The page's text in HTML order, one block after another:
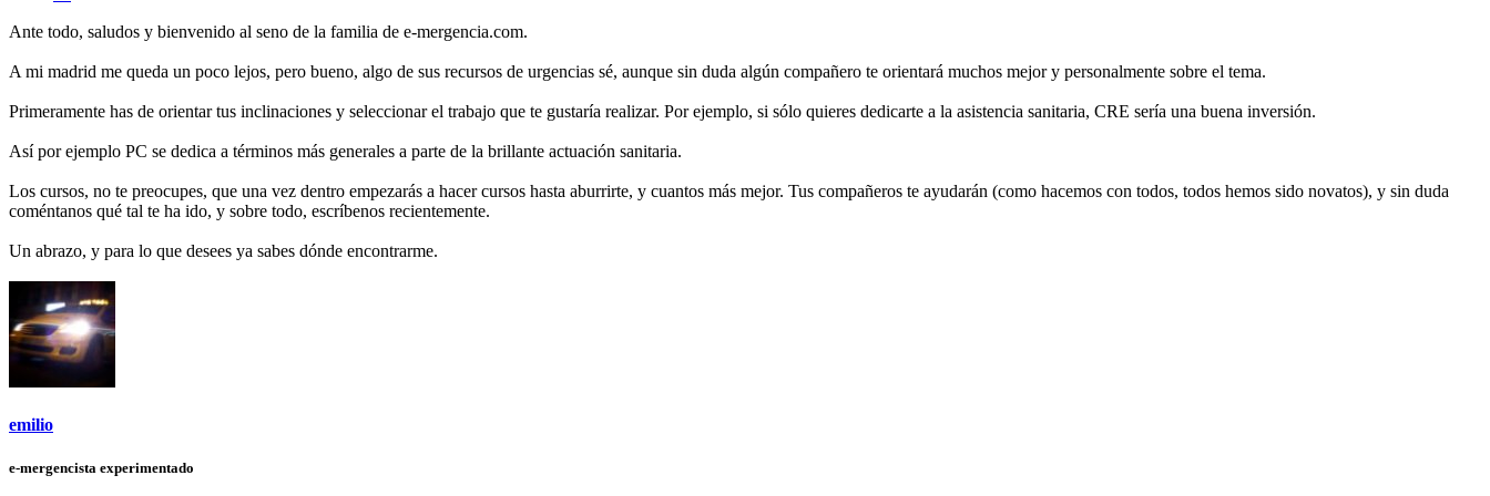
Ante todo, saludos y bienvenido al seno de la familia de e-mergencia.com.
A mi madrid me queda un poco lejos, pero bueno, algo de sus recursos de urgencias sé, aunque sin duda algún compañero te orientará muchos mejor y personalmente sobre el tema.
Primeramente has de orientar tus inclinaciones y seleccionar el trabajo que te gustaría realizar. Por ejemplo, si sólo quieres dedicarte a la asistencia sanitaria, CRE sería una buena inversión.
Así por ejemplo PC se dedica a términos más generales a parte de la brillante actuación sanitaria.
Los cursos, no te preocupes, que una vez dentro empezarás a hacer cursos hasta aburrirte, y cuantos más mejor. Tus compañeros te ayudarán (como hacemos con todos, todos hemos sido novatos), y sin duda
coméntanos qué tal te ha ido, y sobre todo, escríbenos recientemente.
Un abrazo, y para lo que desees ya sabes dónde encontrarme.
emilio
e-mergencista experimentado